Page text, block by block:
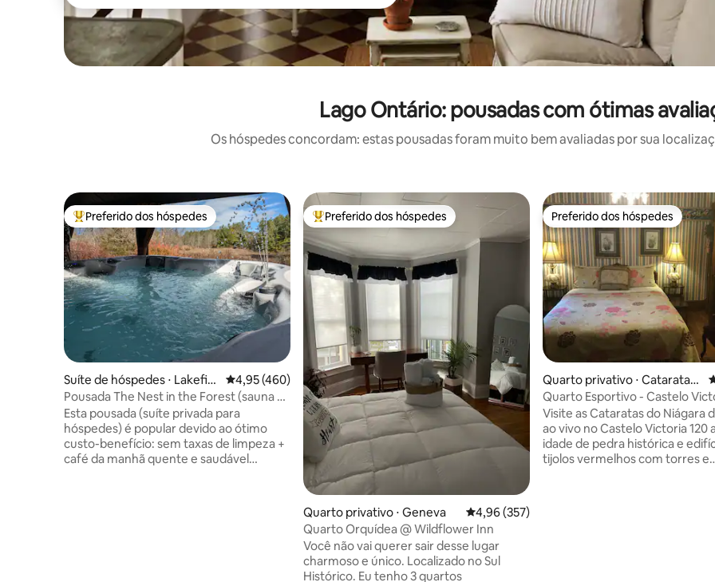
Lago Ontário: pousadas com ótimas
Os hóspedes concordam: estas pousadas foram muito bem avaliadas por sua
Entre os melhores preferidos dos hóspedes
Preferido dos hóspedes
Suíte de hóspedes ⋅ Lakefiel
d
4,95 de uma avaliação média de 5, 460 avaliações
4,95 (460)
Pousada The Nest in the Forest (sauna e
banheira de hidromassagem inclusas)
Esta pousada (suíte privada para
hóspedes) é popular devido ao ótimo
custo-benefício: sem taxas de limpeza +
café da manhã quente e saudável
Entre os melhores preferidos dos hóspedes
Preferido dos hóspedes
Quarto privativo ⋅ Geneva 4,96 de uma avaliação média de 5, 357
4,96 (357)
Quarto Orquídea @ Wildflower Inn
Você não vai querer sair desse lugar
charmoso e único. Localizado no Sul
Histórico. Eu tenho 3 quartos
Preferido dos hóspedes
Preferido dos hóspedes
Quarto privativo ⋅ Cataratas
do Niágara
Quarto Esportivo - Castelo
Visite as Cataratas do Niágara
ao vivo no Castelo Victoria 120
idade de pedra histórica e
tijolos vermelhos com torres e